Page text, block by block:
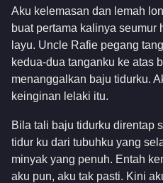
Aku kelemasan dan lemah
buat pertama kalinya seumur
layu. Uncle Rafie pegang
kedua-dua tanganku ke atas
menanggalkan baju tidurku.
keinginan lelaki itu.
Bila tali baju tidurku direntap
tidur ku dari tubuhku yang
minyak yang penuh. Entah
aku pun, aku tak pasti. Kini